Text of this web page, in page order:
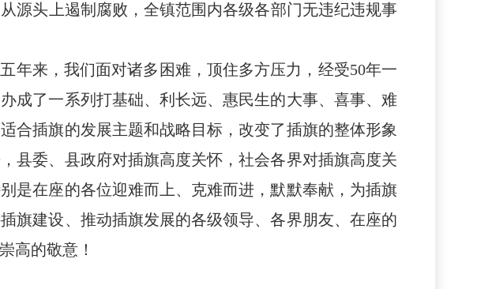
从源头上遏制腐败，全镇范围内各级各部门无违纪违规事
年来，我们面对诸多困难，顶住多方压力，经受50年一
成了一系列打基础、利长远、惠民生的大事、喜事、难
合插旗的发展主题和战略目标，改变了插旗的整体形象
县委、县政府对插旗高度关怀，社会各界对插旗高度关
是在座的各位迎难而上、克难而进，默默奉献，为插旗
旗建设、推动插旗发展的各级领导、各界朋友、在座的
高的敬意！